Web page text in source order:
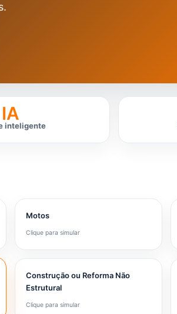
IA
inteligente
Motos
Clique para simular
Construção ou Reforma Não
Estrutural
Clique para simular